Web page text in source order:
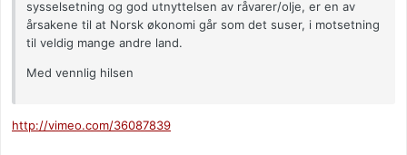
sysselsetning og god utnyttelsen av råvarer/olje, er en av
årsakene til at Norsk økonomi går som det suser, i motsetning
til veldig mange andre land.
Med vennlig hilsen
http://vimeo.com/36087839